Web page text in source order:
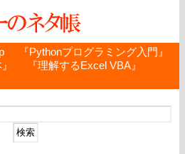
『Pythonプログラミング入門』
『理解するExcel VBA』